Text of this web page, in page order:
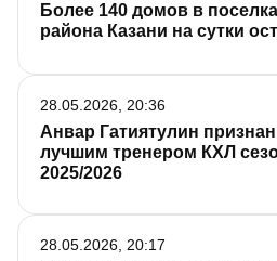
Более 140 домов в
района Казани на сутки
Анвар Гатиятулин признан
лучшим тренером КХЛ
2025/2026
28.05.2026, 20:36
28.05.2026, 20:17